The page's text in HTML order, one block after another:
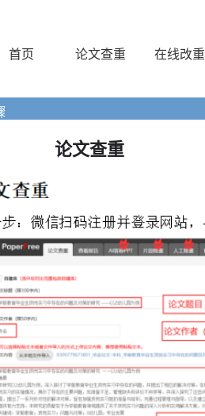
首页 论文查重 在线改重
论文查重